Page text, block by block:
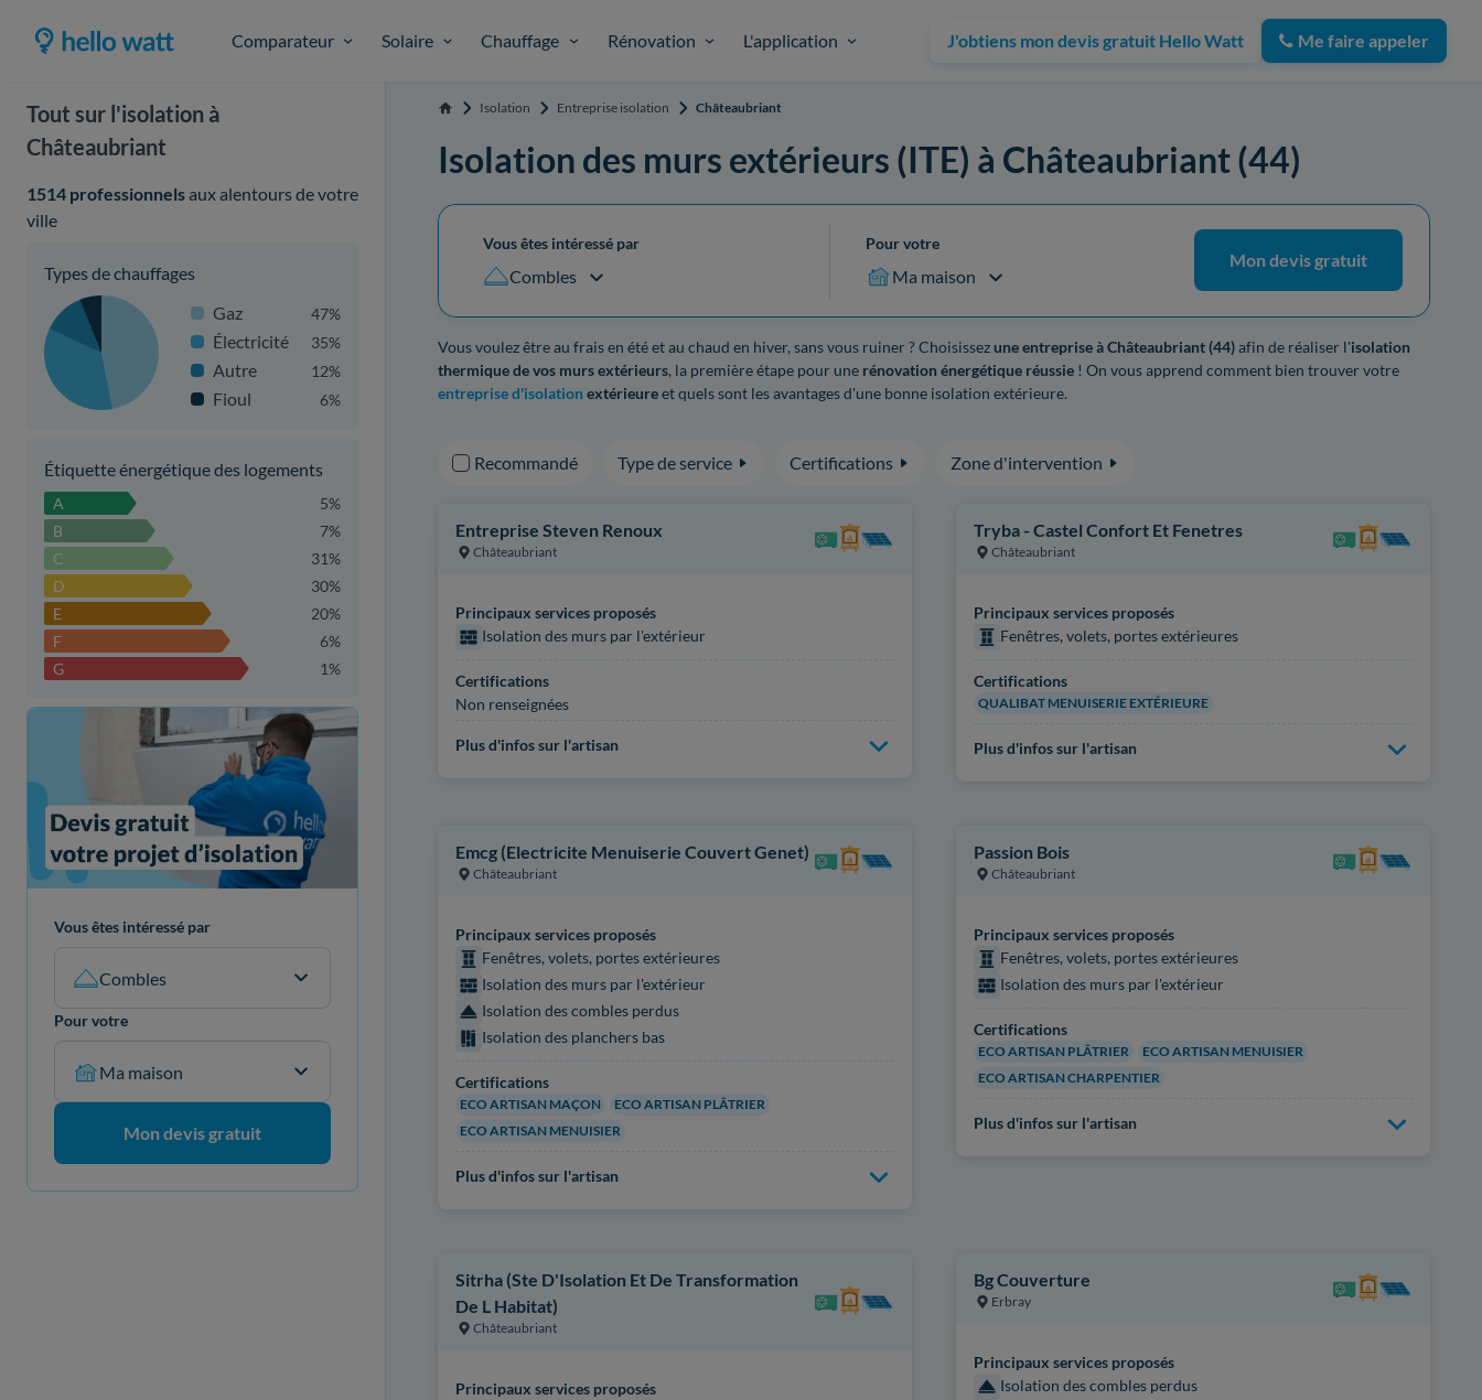
Comparateur Solaire Chauffage Rénovation L'application J'obtiens mon devis gratuit Hello Watt Me faire appeler
Tout sur l'isolation à
Châteaubriant
1514 professionnelsaux alentours de votre
ville
Types de chauffages
Gaz
47%
Électricité 35%
Autre 12%
Fioul 6%
Étiquette énergétique des logements
A
5%
B
7%
C
31%
D
30%
E
20%
F
6%
G
1%
Vous êtes intéressé par
Combles
Pour votre
Ma maison
Mon devis gratuit
Accueil Isolation Entreprise isolation Châteaubriant
Isolation des murs extérieurs (ITE) à Châteaubriant (44)
Vous êtes intéressé par
Combles
Pour votre
Ma maison
Mon devis gratuit
Vous voulez être au frais en été et au chaud en hiver, sans vous ruiner ? Choisissezune entreprise à Châteaubriant (44)afin de réaliser l'isolation
thermique de vos murs extérieurs, la première étape pour une rénovation énergétique réussie ! On vous apprend comment bien trouver votre
entreprise d'isolation extérieureet quels sont les avantages d'une bonne isolation extérieure.
Recommandé Type de service Certifications Zone d'intervention
Entreprise Steven Renoux
Châteaubriant
Principaux services proposés
Isolation des murs par l'extérieur
Certifications
Non renseignées
Plus d'infos sur l'artisan
Tryba - Castel Confort Et Fenetres
Châteaubriant
Principaux services proposés
Fenêtres, volets, portes extérieures
Certifications
QUALIBAT MENUISERIE EXTÉRIEURE
Plus d'infos sur l'artisan
Emcg (Electricite Menuiserie Couvert Genet)
Châteaubriant
Principaux services proposés
Fenêtres, volets, portes extérieures
Isolation des murs par l'extérieur
Isolation des combles perdus
Isolation des planchers bas
Certifications
ECO ARTISAN MAÇON
ECO ARTISAN PLÂTRIER
ECO ARTISAN MENUISIER
Plus d'infos sur l'artisan
Passion Bois
Châteaubriant
Principaux services proposés
Fenêtres, volets, portes extérieures
Isolation des murs par l'extérieur
Certifications
ECO ARTISAN PLÂTRIER
ECO ARTISAN MENUISIER
ECO ARTISAN CHARPENTIER
Plus d'infos sur l'artisan
Sitrha (Ste D'Isolation Et De Transformation
De L Habitat)
Châteaubriant
Principaux services proposés
Bg Couverture
Erbray
Principaux services proposés
Isolation des combles perdus